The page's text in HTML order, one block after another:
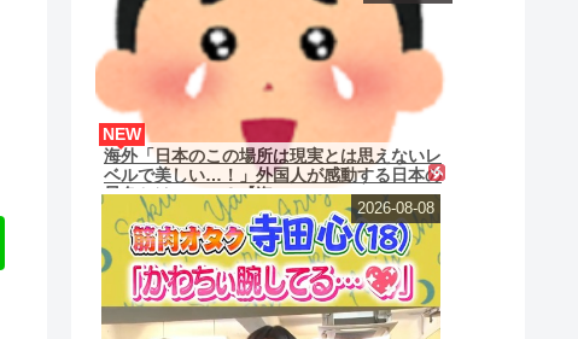
海外「日本のこの場所は現実とは思えないレ
ベルで美しい…！」外国人が感動する日本の
景色とは・・・？【海...
NEW
2026-08-08